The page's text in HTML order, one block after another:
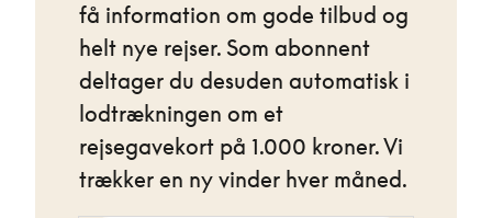
få information om gode tilbud og
helt nye rejser. Som abonnent
deltager du desuden automatisk i
lodtrækningen om et
rejsegavekort på 1.000 kroner. Vi
trækker en ny vinder hver måned.